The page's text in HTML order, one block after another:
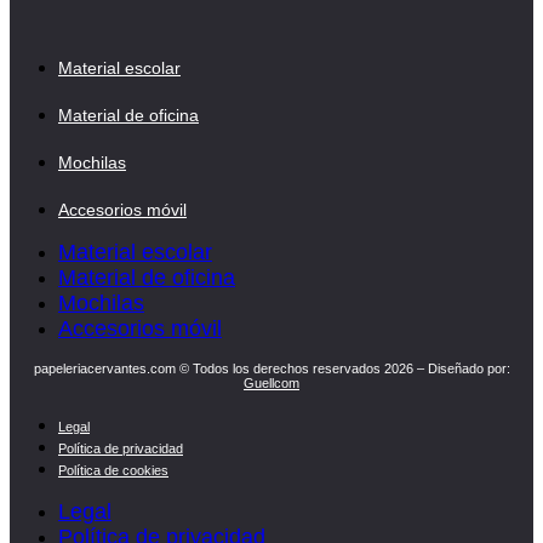
Material escolar
Material de oficina
Mochilas
Accesorios móvil
Material escolar
Material de oficina
Mochilas
Accesorios móvil
papeleriacervantes.com © Todos los derechos reservados 2026 – Diseñado por:
Guellcom
Legal
Política de privacidad
Política de cookies
Legal
Política de privacidad